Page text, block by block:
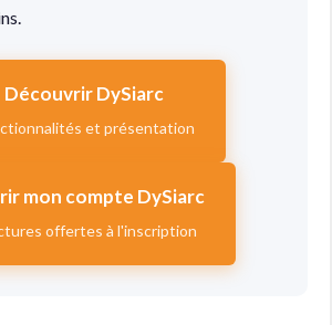
Découvrir DySiarc
et présentation
mon compte DySiarc
offertes à l'inscription